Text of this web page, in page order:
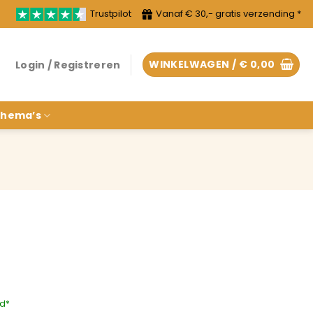
Trustpilot Vanaf € 30,- gratis verzending *
Login / Registreren WINKELWAGEN / € 0,00